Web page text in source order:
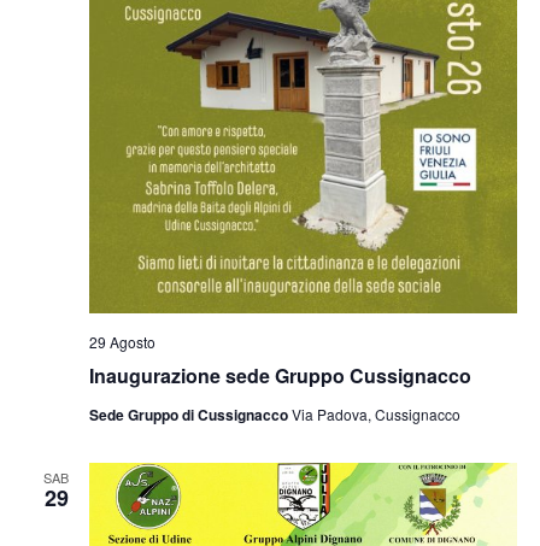
Inaugurazione sede Gruppo Cussignacco
29 Agosto
Sede Gruppo di CussignaccoVia Padova, Cussignacco
SAB
29